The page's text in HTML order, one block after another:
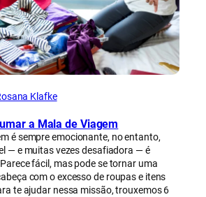
Klafke
a Mala de Viagem
é sempre emocionante, no entanto,
— e muitas vezes desafiadora — é
fácil, mas pode se tornar uma
com o excesso de roupas e itens
te ajudar nessa missão, trouxemos 6